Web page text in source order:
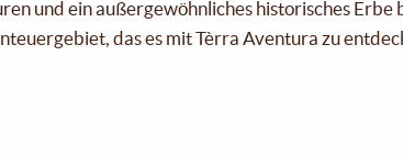
und ein außergewöhnliches historisches
das es mit Tèrra Aventura zu